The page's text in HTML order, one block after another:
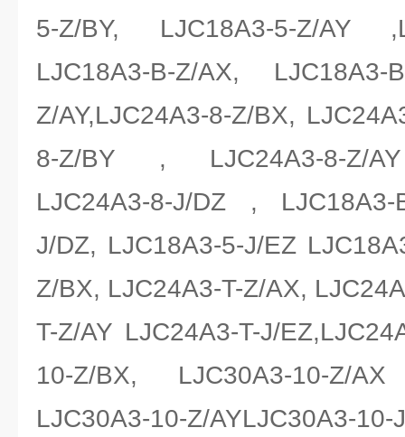
5-Z/BY, LJC18A3-5-Z/AY
LJC18A3-B-Z/AX, LJC18A3-
Z/AY,LJC24A3-8-Z/BX,
8-Z/BY , LJC24A3-8-Z/
LJC24A3-8-J/DZ , LJC18A3-
J/DZ, LJC18A3-5-J/EZ
Z/BX, LJC24A3-T-Z/AX,
T-Z/AY LJC24A3-T-J/
10-Z/BX, LJC30A3-10-Z/AX
LJC30A3-10-Z/AYLJC30A3-